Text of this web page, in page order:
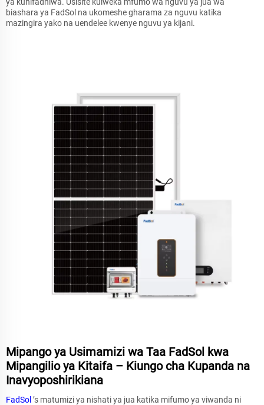
biashara ya FadSol na ukomeshe gharama za nguvu katika
mazingira yako na uendelee kwenye nguvu ya kijani.
Mipango ya Usimamizi wa Taa FadSol kwa
Mipangilio ya Kitaifa – Kiungo cha Kupanda na
Inavyoposhirikiana
FadSol’s matumizi ya nishati ya jua katika mifumo ya viwanda ni